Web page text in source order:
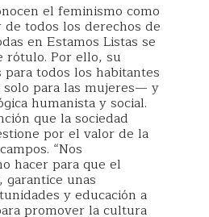
el feminismo como
todos los derechos de
en Estamos Listas se
rótulo. Por ello, su
todos los habitantes
para las mujeres— y
humanista y social.
que la sociedad
por el valor de la
“Nos
hacer para que el
garantice unas
y educación a
promover la cultura